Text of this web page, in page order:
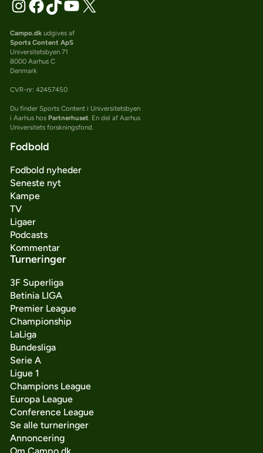
Campo.dkudgives af
Sports Content ApS
Universitetsbyen 71
8000 Aarhus C
Denmark
CVR-nr: 42457450
Du finder Sports Content i Universitetsbyen
i Aarhus hos Partnerhuset. En del af Aarhus
Universitets forskningsfond.
Fodbold
Fodbold nyheder
Seneste nyt
Kampe
TV
Ligaer
Podcasts
Kommentar
Turneringer
3F Superliga
Betinia LIGA
Premier League
Championship
LaLiga
Bundesliga
Serie A
Ligue 1
Champions League
Europa League
Conference League
Se alle turneringer
Annoncering